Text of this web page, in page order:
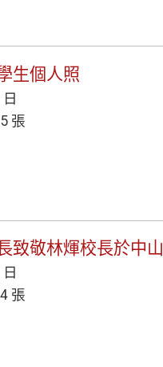
生個人照
張
致敬林煇校長於中山
張